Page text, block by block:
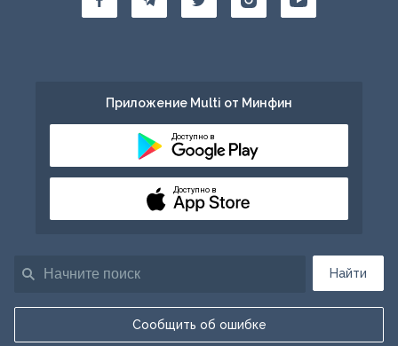
Найти
Сообщить об ошибке
Приложение Multi от Минфин
Доступно в
Доступно в